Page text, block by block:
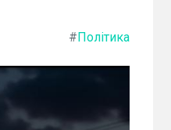
#Політика